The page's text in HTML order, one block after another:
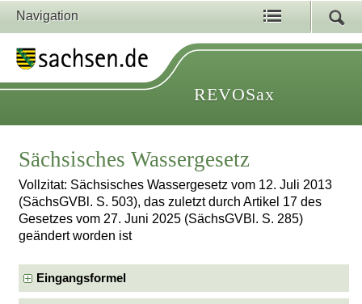
Navigation
REVOSax
Sächsisches Wassergesetz
Vollzitat: Sächsisches Wassergesetz vom 12. Juli 2013
(SächsGVBl. S. 503), das zuletzt durch Artikel 17 des
Gesetzes vom 27. Juni 2025 (SächsGVBl. S. 285)
geändert worden ist
Eingangsformel